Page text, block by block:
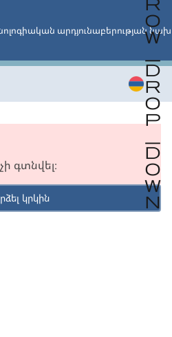
արդյունաբերության
գտնվել։
կրկին